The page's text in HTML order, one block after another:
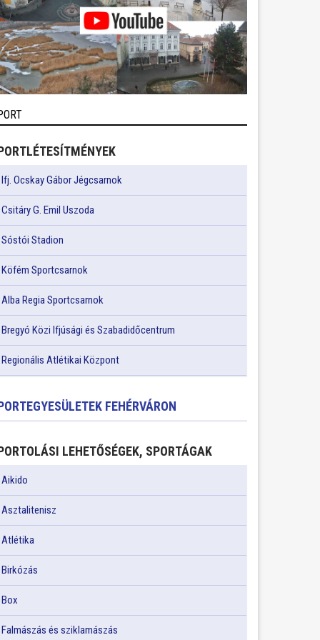
Ifj. Ocskay Gábor Jégcsarnok
Csitáry G. Emil Uszoda
Sóstói Stadion
Köfém Sportcsarnok
Alba Regia Sportcsarnok
Bregyó Közi Ifjúsági és Szabadidőcentrum
Regionális Atlétikai Központ
FEHÉRVÁRON
LEHETŐSÉGEK, SPORTÁGAK
Aikido
Asztalitenisz
Atlétika
Birkózás
Box
Falmászás és sziklamászás